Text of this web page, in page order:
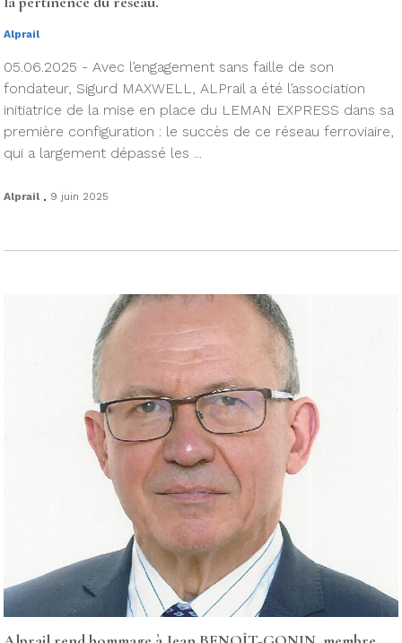
Alprail
05.06.2025 - Avec l’engagement sans faille de son
fondateur, Sigurd MAXWELL, ALPrail a été l’association
initiatrice de la mise en place du LEMAN EXPRESS dans sa
première configuration : le succès de ce réseau ferroviaire,
qui a largement dépassé les ...
Alprail . 9 juin 2025